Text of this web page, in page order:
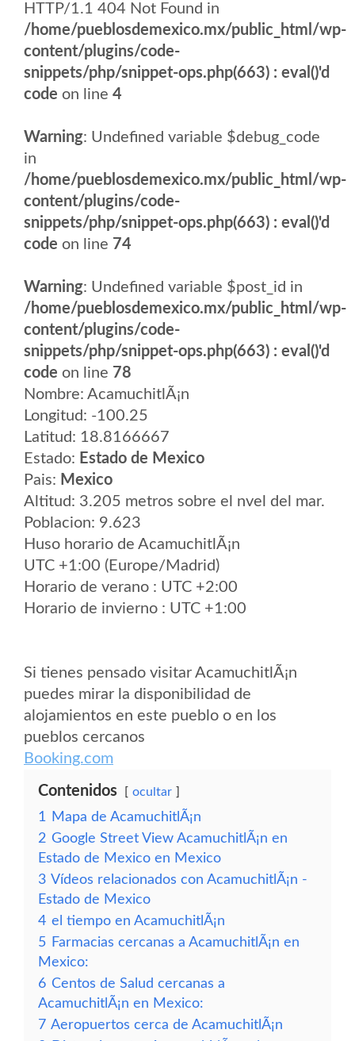
HTTP/1.1 404 Not Found in
/home/pueblosdemexico.mx/public_html/wp-
content/plugins/code-
snippets/php/snippet-ops.php(663) : eval()'d
code on line 4
Warning: Undefined variable $debug_code
in
/home/pueblosdemexico.mx/public_html/wp-
content/plugins/code-
snippets/php/snippet-ops.php(663) : eval()'d
code on line 74
Warning: Undefined variable $post_id in
/home/pueblosdemexico.mx/public_html/wp-
content/plugins/code-
snippets/php/snippet-ops.php(663) : eval()'d
code on line 78
Nombre: AcamuchitlÃ¡n
Longitud: -100.25
Latitud: 18.8166667
Estado: Estado de Mexico
Pais: Mexico
Altitud: 3.205 metros sobre el nvel del mar.
Poblacion: 9.623
Huso horario de AcamuchitlÃ¡n
UTC +1:00 (Europe/Madrid)
Horario de verano : UTC +2:00
Horario de invierno : UTC +1:00
Si tienes pensado visitar AcamuchitlÃ¡n
puedes mirar la disponibilidad de
alojamientos en este pueblo o en los
pueblos cercanos
Booking.com
Contenidos ocultar
1
Mapa de AcamuchitlÃ¡n
2 Google Street View AcamuchitlÃ¡n en
Estado de Mexico en Mexico
3 Vídeos relacionados con AcamuchitlÃ¡n -
Estado de Mexico
4 el tiempo en AcamuchitlÃ¡n
5 Farmacias cercanas a AcamuchitlÃ¡n en
Mexico:
6 Centos de Salud cercanas a
AcamuchitlÃ¡n en Mexico:
7 Aeropuertos cerca de AcamuchitlÃ¡n